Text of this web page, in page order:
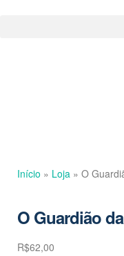
Início » Loja » O
O Guardião
R$62,00